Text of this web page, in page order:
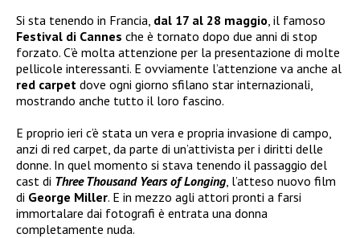
Si sta tenendo in Francia, dal 17 al 28 maggio , il famoso
Festival di Cannes che è tornato dopo due anni di stop
forzato. C’è molta attenzione per la presentazione di molte
pellicole interessanti. E ovviamente l’attenzione va anche al
red carpet dove ogni giorno sfilano star internazionali,
mostrando anche tutto il loro fascino.
E proprio ieri c’è stata un vera e propria invasione di campo,
anzi di red carpet, da parte di un’attivista per i diritti delle
donne. In quel momento si stava tenendo il passaggio del
cast di Three Thousand Years of Longing , l’atteso nuovo film
di George Miller. E in mezzo agli attori pronti a farsi
immortalare dai fotografi è entrata una donna
completamente nuda.